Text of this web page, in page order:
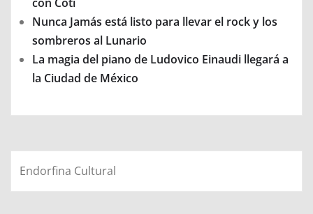
Nunca Jamás está listo para llevar el rock y los
sombreros al Lunario
La magia del piano de Ludovico Einaudi llegará a
la Ciudad de México
Endorfina Cultural